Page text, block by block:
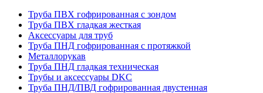
Труба ПВХ гофрированная с зондом
Труба ПВХ гладкая жесткая
Аксессуары для труб
Труба ПНД гофрированная с протяжкой
Металлорукав
Труба ПНД гладкая техническая
Трубы и аксессуары DKC
Труба ПНД/ПВД гофрированная двустенная